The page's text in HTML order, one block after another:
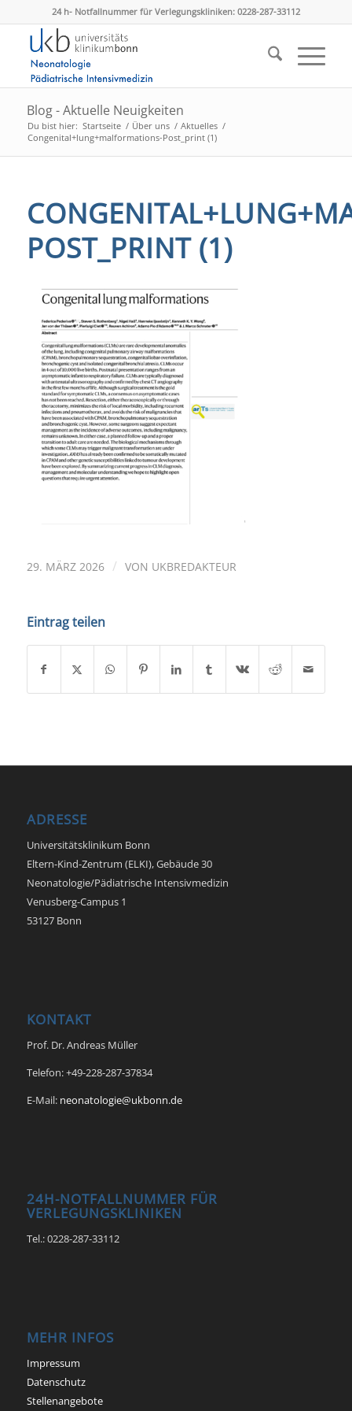
24 h- Notfallnummer für Verlegungskliniken: 0228-287-33112
Blog - Aktuelle Neuigkeiten
Du bist hier: Startseite / Über uns / Aktuelles /
Congenital+lung+malformations-Post_print (1)
POST_PRINT (1)
29. MÄRZ 2026 / VON UKBREDAKTEUR
Eintrag teilen
ADRESSE
Universitätsklinikum Bonn
Eltern-Kind-Zentrum (ELKI), Gebäude 30
Neonatologie/Pädiatrische Intensivmedizin
Venusberg-Campus 1
53127 Bonn
KONTAKT
Prof. Dr. Andreas Müller
Telefon: +49-228-287-37834
E-Mail: neonatologie@ukbonn.de
24H-NOTFALLNUMMER FÜR
VERLEGUNGSKLINIKEN
Tel.: 0228-287-33112
MEHR INFOS
Impressum
Datenschutz
Stellenangebote